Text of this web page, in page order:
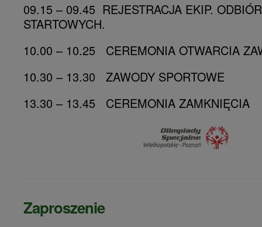
09.15 – 09.45 REJESTRACJA EKIP.
STARTOWYCH.
10.00 – 10.25 CEREMONIA OTWARCIA
10.30 – 13.30 ZAWODY SPORTOWE
13.30 – 13.45 CEREMONIA ZAMKNIĘCIA
Zaproszenie